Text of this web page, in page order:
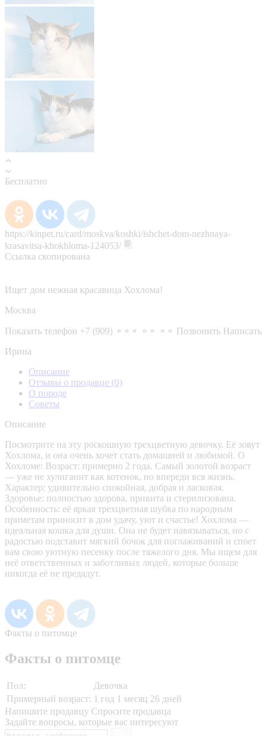
Бесплатно
https://kinpet.ru/card/moskva/koshki/ishchet-dom-nezhnaya-
krasavitsa-khokhloma-124053/
Ссылка скопирована
Ищет дом нежная красавица Хохлома!
Москва
Показать телефон +7 (909) ⚬⚬⚬ ⚬⚬ ⚬⚬ Позвонить Написать
Ирина
Описание
Отзывы о продавце (0)
О породе
Советы
Описание
Посмотрите на эту роскошную трехцветную девочку. Её зовут
Хохлома, и она очень хочет стать домашней и любимой. О
Хохломе: Возраст: примерно 2 года. Самый золотой возраст
— уже не хулиганит как котенок, но впереди вся жизнь.
Характер: удивительно спокойная, добрая и ласковая.
Здоровье: полностью здорова, привита и стерилизована.
Особенность: её яркая трехцветная шубка по народным
приметам приносит в дом удачу, уют и счастье! Хохлома —
идеальная кошка для души. Она не будет навязываться, но с
радостью подставит мягкий бочок для поглаживаний и споет
вам свою уютную песенку после тяжелого дня. Мы ищем для
неё ответственных и заботливых людей, которые больше
никогда её не предадут.
Факты о питомце
Факты о питомце
Пол:
Девочка
Примерный возраст: 1 год 1 месяц 26 дней
Напишите продавцу Спросите продавца
Задайте вопросы, которые вас интересуют